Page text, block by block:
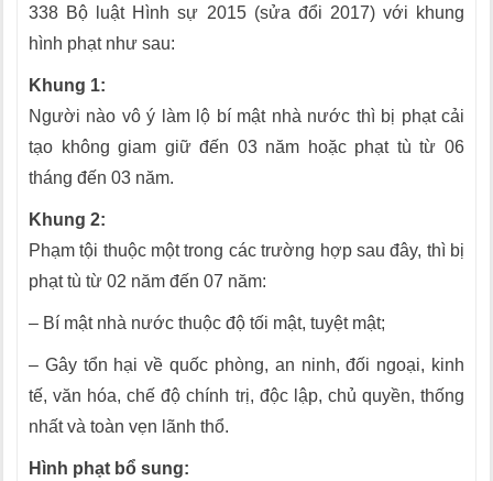
338 Bộ luật Hình sự 2015 (sửa đổi 2017) với khung
hình phạt như sau:
Khung 1:
Người nào vô ý làm lộ bí mật nhà nước thì bị phạt cải
tạo không giam giữ đến 03 năm hoặc phạt tù từ 06
tháng đến 03 năm.
Khung 2:
Phạm tội thuộc một trong các trường hợp sau đây, thì bị
phạt tù từ 02 năm đến 07 năm:
– Bí mật nhà nước thuộc độ tối mật, tuyệt mật;
– Gây tổn hại về quốc phòng, an ninh, đối ngoại, kinh
tế, văn hóa, chế độ chính trị, độc lập, chủ quyền, thống
nhất và toàn vẹn lãnh thổ.
Hình phạt bổ sung: